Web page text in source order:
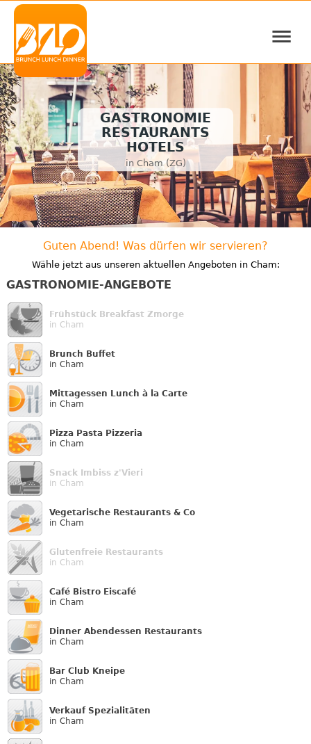
≡
GASTRONOMIE
RESTAURANTS
HOTELS
in Cham (ZG)
Guten Abend! Was dürfen wir servieren?
Wähle jetzt aus unseren aktuellen Angeboten in Cham:
GASTRONOMIE-ANGEBOTE
Frühstück Breakfast Zmorge
in Cham
Brunch Buffet
in Cham
Mittagessen Lunch à la Carte
in Cham
Pizza Pasta Pizzeria
in Cham
Snack Imbiss z'Vieri
in Cham
Vegetarische Restaurants & Co
in Cham
Glutenfreie Restaurants
in Cham
Café Bistro Eiscafé
in Cham
Dinner Abendessen Restaurants
in Cham
Bar Club Kneipe
in Cham
Verkauf Speziali­täten
in Cham